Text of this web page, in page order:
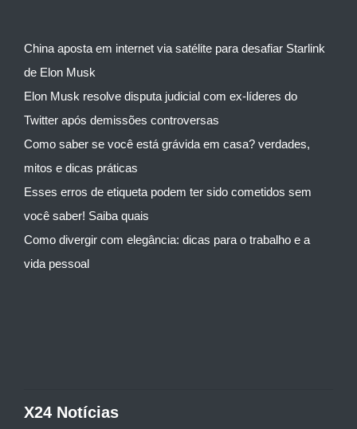
China aposta em internet via satélite para desafiar Starlink
de Elon Musk
Elon Musk resolve disputa judicial com ex-líderes do
Twitter após demissões controversas
Como saber se você está grávida em casa? verdades,
mitos e dicas práticas
Esses erros de etiqueta podem ter sido cometidos sem
você saber! Saiba quais
Como divergir com elegância: dicas para o trabalho e a
vida pessoal
X24 Notícias